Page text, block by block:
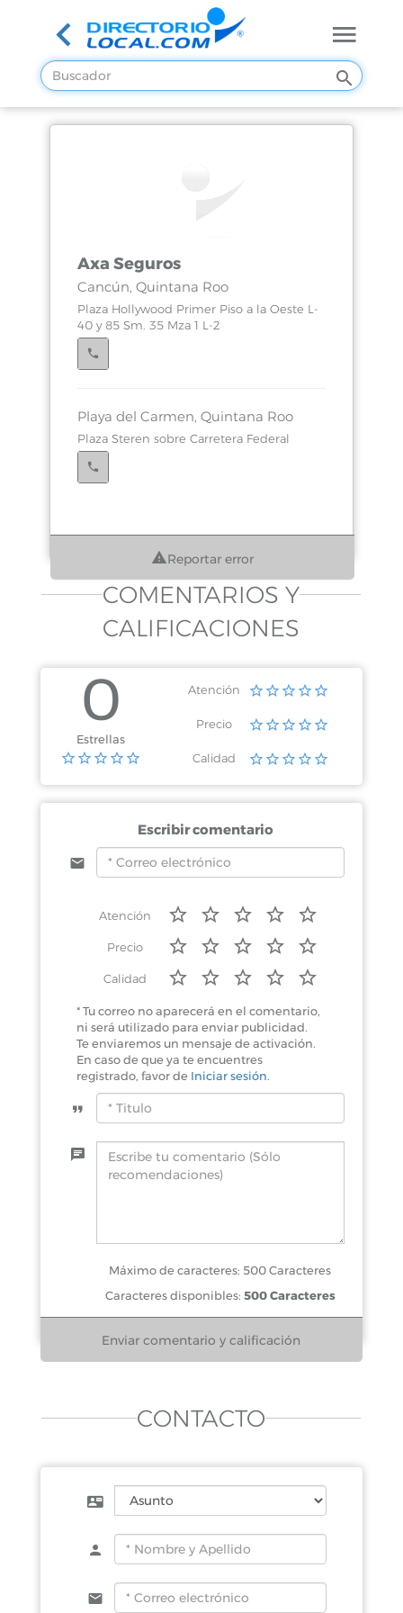
Axa Seguros
Cancún, Quintana Roo
Plaza Hollywood Primer Piso a la Oeste L-
40 y 85 Sm. 35 Mza 1 L-2
Playa del Carmen, Quintana Roo
Plaza Steren sobre Carretera Federal
Reportar error
COMENTARIOS Y
CALIFICACIONES
0
Estrellas
Atención
Precio
Calidad
Escribir comentario
Atención
Precio
Calidad
* Tu correo no aparecerá en el comentario,
ni será utilizado para enviar publicidad.
Te enviaremos un mensaje de activación.
En caso de que ya te encuentres
registrado, favor de Iniciar sesión.
Máximo de caracteres: 500 Caracteres
Caracteres disponibles: 500 Caracteres
CONTACTO